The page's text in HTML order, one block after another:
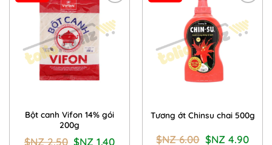
Add to
Wishlist
Bột canh Vifon 14% gói
200g
$NZ2.50 Giá
$NZ1.40Giá
Wishlist
Tương ớt Chinsu chai 500g
$NZ6.00 Giá
$NZ 4.90Giá